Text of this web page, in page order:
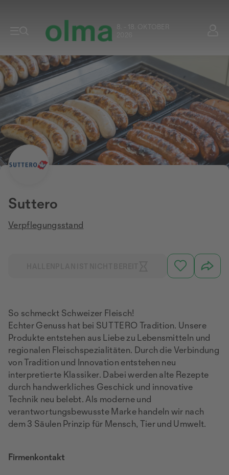
8. - 18. OKTOBER
Suttero
Verpflegungsstand
So schmeckt Schweizer Fleisch!
Echter Genuss hat bei SUTTERO Tradition. Unsere
Produkte entstehen aus Liebe zu Lebensmitteln und
regionalen Fleischspezialitäten. Durch die Verbindung
von Tradition und Innovation entstehen neu
interpretierte Klassiker. Dabei werden alte Rezepte
durch handwerkliches Geschick und innovative
Technik neu belebt. Als moderne und
verantwortungsbewusste Marke handeln wir nach
dem 3 Säulen Prinzip für Mensch, Tier und Umwelt.
Firmenkontakt